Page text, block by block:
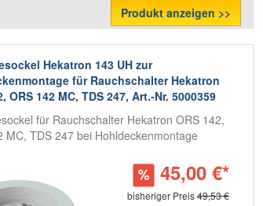
Produkt anzeigen >>
Hekatron 143 UH zur
für Rauchschalter Hekatron
ORS 142 MC, TDS 247, Art.-Nr. 5000359
für Rauchschalter Hekatron ORS 142,
MC, TDS 247 bei Hohldeckenmontage
45,00 €*
bisheriger Preis49,53 €